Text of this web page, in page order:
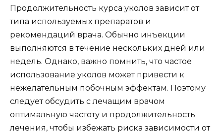
Продолжительность курса уколов зависит от
типа используемых препаратов и
рекомендаций врача. Обычно инъекции
выполняются в течение нескольких дней или
недель. Однако, важно помнить, что частое
использование уколов может привести к
нежелательным побочным эффектам. Поэтому
следует обсудить с лечащим врачом
оптимальную частоту и продолжительность
лечения, чтобы избежать риска зависимости от